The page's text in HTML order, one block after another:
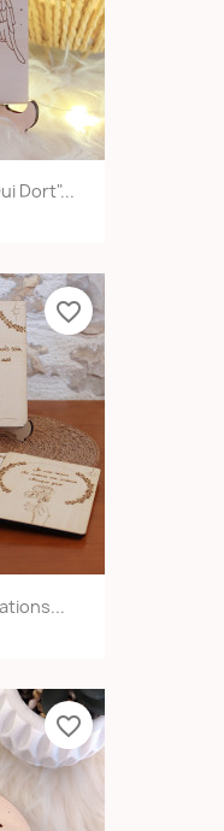
Dort"...
favorite_border
favorite_border